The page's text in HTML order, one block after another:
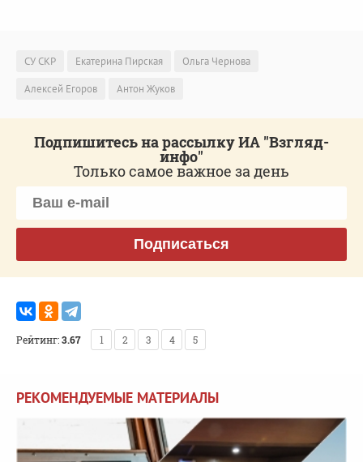
СУ СКР Екатерина Пирская
Ольга Чернова
Алексей Егоров
Антон Жуков
Подпишитесь на рассылку ИА "Взгляд-
инфо"
Только самое важное за день
Подписаться
Рейтинг:3.67 1 2 3 4 5
РЕКОМЕНДУЕМЫЕ МАТЕРИАЛЫ